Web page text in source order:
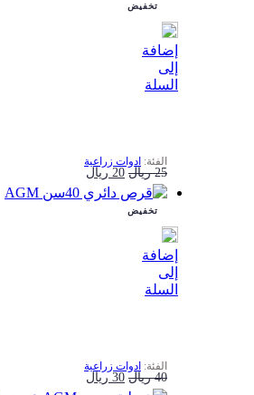
تخفيض
إضافة
إلى
السلة
ادوات زراعية
25 ريال السعر
الأصلي
20 ريال
الحالي
تخفيض
إضافة
إلى
السلة
ادوات زراعية
40 ريال السعر
30 ريال